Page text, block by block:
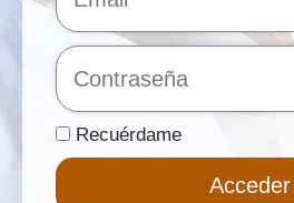
Recuérdame
Acceder